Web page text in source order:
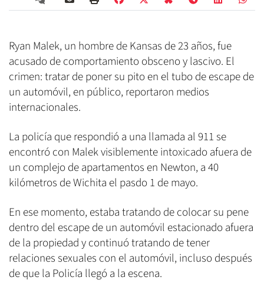
Ryan Malek, un hombre de Kansas de 23 años, fue
acusado de comportamiento obsceno y lascivo. El
crimen: tratar de poner su pito en el tubo de escape de
un automóvil, en público, reportaron medios
internacionales.
La policía que respondió a una llamada al 911 se
encontró con Malek visiblemente intoxicado afuera de
un complejo de apartamentos en Newton, a 40
kilómetros de Wichita el pasdo 1 de mayo.
En ese momento, estaba tratando de colocar su pene
dentro del escape de un automóvil estacionado afuera
de la propiedad y continuó tratando de tener
relaciones sexuales con el automóvil, incluso después
de que la Policía llegó a la escena.